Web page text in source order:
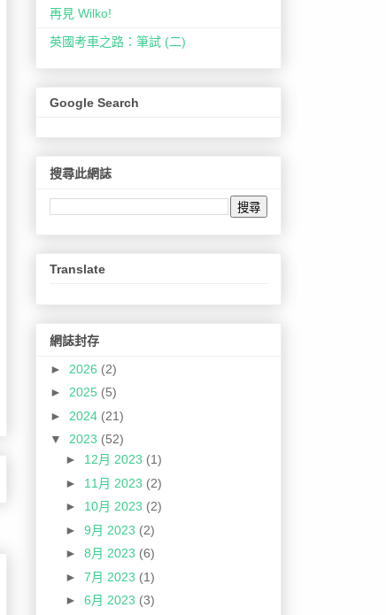
再見 Wilko!
英國考車之路：筆試 (二)
Google Search
搜尋此網誌
Translate
網誌封存
► 2026 (2)
► 2025 (5)
► 2024 (21)
▼ 2023 (52)
► 12月 2023 (1)
► 11月 2023 (2)
► 10月 2023 (2)
► 9月 2023 (2)
► 8月 2023 (6)
► 7月 2023 (1)
► 6月 2023 (3)